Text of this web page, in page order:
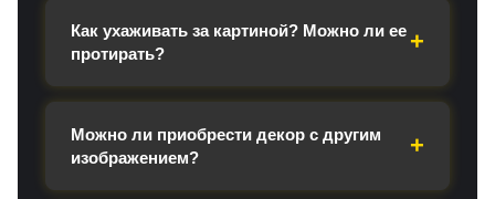
Как ухаживать за картиной? Можно ли ее
протирать?
Можно ли приобрести декор с другим
изображением?